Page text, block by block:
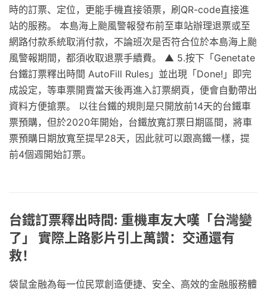
時的訂票、定位，更能手機直接領票，刷QR-code直接進
站的服務。 本島海上颱風警報發布前至車站辦理退票或至
網路付款系統取消付款，不論班次是否符合位於本島海上颱
風警報期間，都須收取退票手續費。 ▲ 5.按下「Genetate
台鐵訂票釋出時間 AutoFill Rules」並出現「Done!」即完
成設定，等車票開賣當天後再進入訂票網頁，便會自動帶出
資料方便搶票。 以往台鐵的規則是只開放前14天的台鐵車
票預購，但於2020年開始，台鐵放寬訂票日期區間，將車
票預購日期放寬至提早28天，因此就可以跟高鐵一樣，提
前4個週開始訂票。
台鐵訂票釋出時間: 重機車友大嘆「台灣變
了」 實際上路影片引上萬讚：交通還有
救！
袋鼠金融為每一位民眾創造便捷、安全、高效的金融服務體